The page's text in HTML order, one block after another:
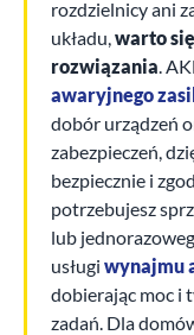
rozdzielnicy ani
układu,warto
rozwiązania.
awaryjnego
dobór urządzeń
zabezpieczeń,
bezpiecznie i
potrzebujesz
lub
usługi wynajmu
dobierając moc i
zadań. Dla